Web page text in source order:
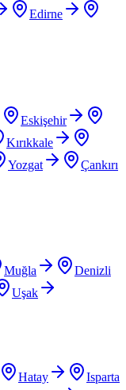
Edirne
Eskişehir
Kırıkkale
Yozgat Çankırı
Muğla
Denizli
Uşak
Hatay
Isparta